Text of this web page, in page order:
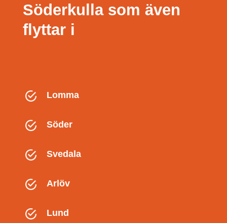
Söderkulla som även
flyttar i
Lomma
Söder
Svedala
Arlöv
Lund